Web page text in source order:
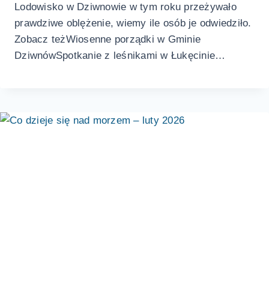
Lodowisko w Dziwnowie w tym roku przeżywało
prawdziwe oblężenie, wiemy ile osób je odwiedziło.
Zobacz teżWiosenne porządki w Gminie
DziwnówSpotkanie z leśnikami w Łukęcinie…